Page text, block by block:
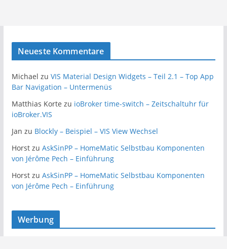
Neueste Kommentare
Michael zu VIS Material Design Widgets – Teil 2.1 – Top App
Bar Navigation – Untermenüs
Matthias Korte zu ioBroker time-switch – Zeitschaltuhr für
ioBroker.VIS
Jan zu Blockly – Beispiel – VIS View Wechsel
Horstzu AskSinPP – HomeMatic Selbstbau Komponenten
von Jérôme Pech – Einführung
Horstzu AskSinPP – HomeMatic Selbstbau Komponenten
von Jérôme Pech – Einführung
Werbung